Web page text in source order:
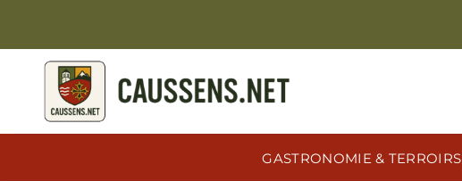
contenu
GASTRONOMIE & TERROIRS